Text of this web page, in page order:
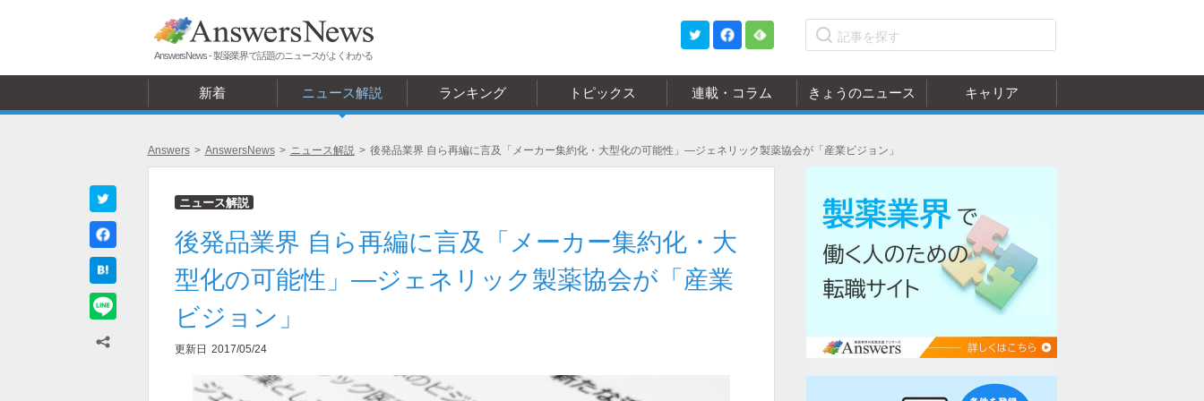
AnswersNews - 製薬業界で話題のニュースがよくわかる
新着 ニュース解説 ランキング トピックス 連載・コラム きょうのニュース キャリア
Answers > AnswersNews > ニュース解説 > 後発品業界 自ら再編に言及「メーカー集約化・大型化の可能性」―ジェネリック製薬協会が「産業ビジョン」
ニュース解説
後発品業界 自ら再編に言及「メーカー集約化・大
型化の可能性」―ジェネリック製薬協会が「産業
ビジョン」
更新日 2017/05/24